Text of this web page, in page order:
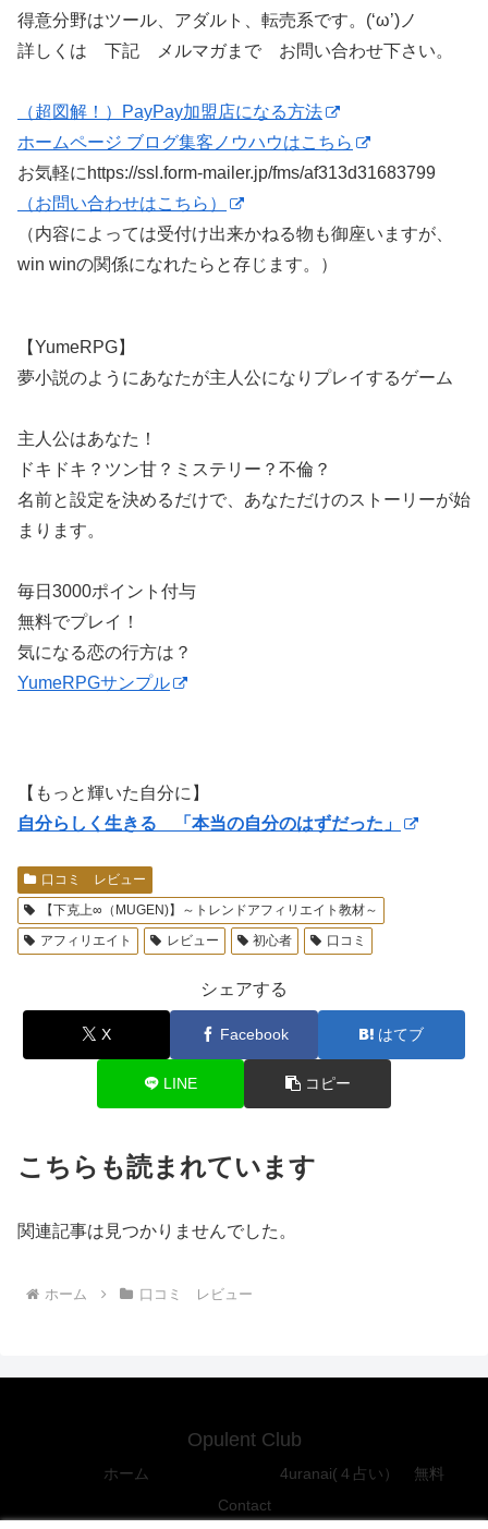
得意分野はツール、アダルト、転売系です。(‘ω’)ノ
詳しくは 下記 メルマガまで お問い合わせ下さい。
（超図解！）PayPay加盟店になる方法
ホームページ ブログ集客ノウハウはこちら
お気軽にhttps://ssl.form-mailer.jp/fms/af313d31683799
（お問い合わせはこちら）
（内容によっては受付け出来かねる物も御座いますが、
win winの関係になれたらと存じます。）
【YumeRPG】
夢小説のようにあなたが主人公になりプレイするゲーム
主人公はあなた！
ドキドキ？ツン甘？ミステリー？不倫？
名前と設定を決めるだけで、あなただけのストーリーが始
まります。
毎日3000ポイント付与
無料でプレイ！
気になる恋の行方は？
YumeRPGサンプル
【もっと輝いた自分に】
自分らしく生きる 「本当の自分のはずだった」
口コミ レビュー
【下克上∞（MUGEN)】～トレンドアフィリエイト教材～
アフィリエイト
レビュー 初心者 口コミ
シェアする
X Facebook はてブ
LINE コピー
こちらも読まれています
関連記事は見つかりませんでした。
ホーム 口コミ レビュー
Opulent Club
ホーム
4uranai(４占い） 無料
Contact